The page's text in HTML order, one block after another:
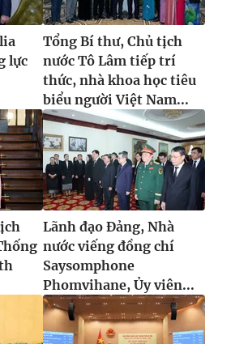
lực
Tổng Bí thư, Chủ tịch
nước Tô Lâm tiếp trí
thức, nhà khoa học tiêu
biểu người Việt Nam...
Lãnh đạo Đảng, Nhà
nước viếng đồng chí
Saysomphone
Phomvihane, Ủy viên...